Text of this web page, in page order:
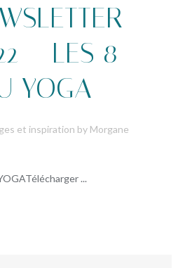
– LES 8
YOGA
et inspiration by Morgane
...